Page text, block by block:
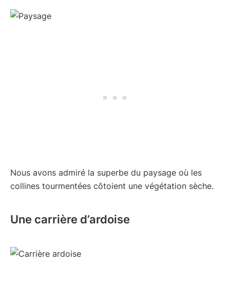
Nous avons admiré la superbe du paysage où les
collines tourmentées côtoient une végétation sèche.
Une carrière d’ardoise